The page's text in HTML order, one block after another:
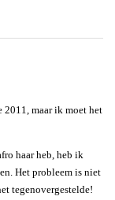
2011, maar ik moet het
haar heb, heb ik
Het probleem is niet
tegenovergestelde!